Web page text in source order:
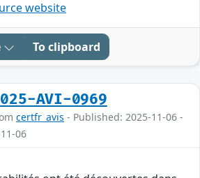
website
To clipboard
AVI-0969
certfr_avis - Published: 2025-11-06 -
06